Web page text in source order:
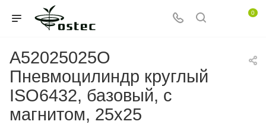
0
A52025025O
Пневмоцилиндр круглый
ISO6432, базовый, с
магнитом, 25x25